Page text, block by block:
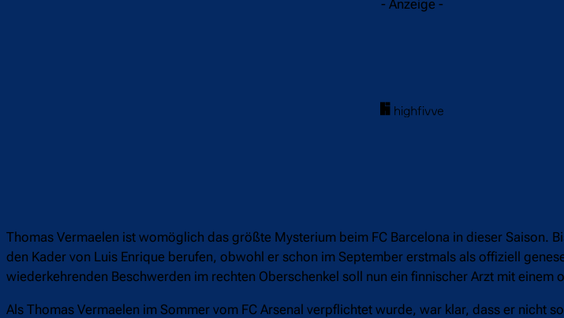
- Anzeige -
Thomas Vermaelen ist womöglich das größte Mysterium beim FC Barcelona in dieser Saison.
den Kader von Luis Enrique berufen, obwohl er schon im September erstmals als offiziell
wiederkehrenden Beschwerden im rechten Oberschenkel soll nun ein finnischer Arzt mit einem
Als Thomas Vermaelen im Sommer vom FC Arsenal verpflichtet wurde, war klar, dass er nicht